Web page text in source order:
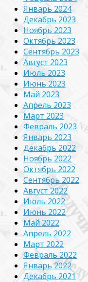
Январь 2024
Декабрь 2023
Ноябрь 2023
Октябрь 2023
Сентябрь 2023
Август 2023
Июль 2023
Июнь 2023
Май 2023
Апрель 2023
Март 2023
Февраль 2023
Январь 2023
Декабрь 2022
Ноябрь 2022
Октябрь 2022
Сентябрь 2022
Август 2022
Июль 2022
Июнь 2022
Май 2022
Апрель 2022
Март 2022
Февраль 2022
Январь 2022
Декабрь 2021